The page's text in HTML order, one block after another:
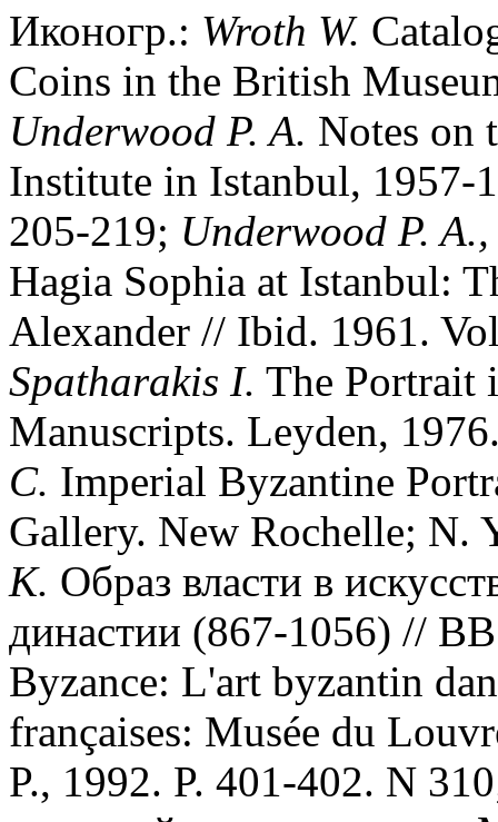
Иконогр.: Wroth W.
Coins in the British
Underwood P. A. Notes on
Institute in Istanbul, 1957-
205-219; Underwood P.
Hagia Sophia at Istanbul:
Alexander // Ibid. 1961.
Spatharakis I. The Portrait
Manuscripts. Leyden,
C. Imperial Byzantine
Gallery. New Rochelle; N.
К. Образ власти в
династии (867-1056) //
Byzance: L'art byzantin
françaises: Musée du
P., 1992. P. 401-402. N